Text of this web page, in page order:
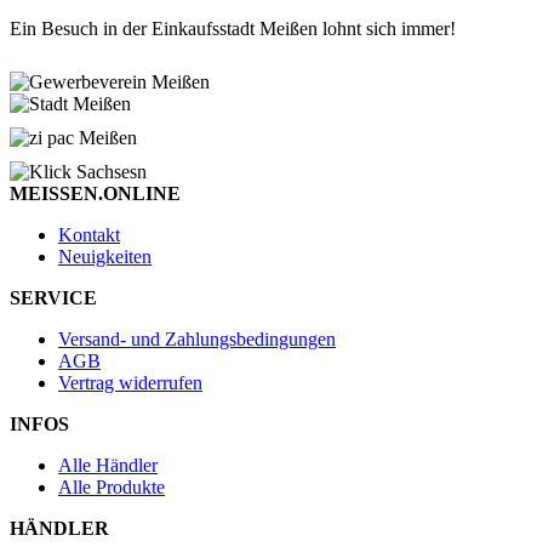
Ein Besuch in der Einkaufsstadt Meißen lohnt sich immer!
MEISSEN.ONLINE
Kontakt
Neuigkeiten
SERVICE
Versand- und Zahlungsbedingungen
AGB
Vertrag widerrufen
INFOS
Alle Händler
Alle Produkte
HÄNDLER